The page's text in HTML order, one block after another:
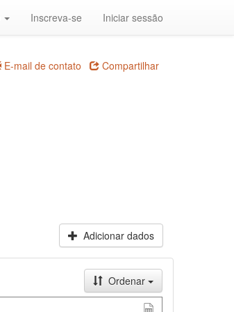
Inscreva-se Iniciar sessão
E-mail de contato Compartilhar
Adicionar dados
Ordenar